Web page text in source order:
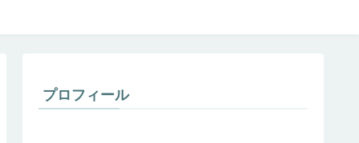
プロフィール